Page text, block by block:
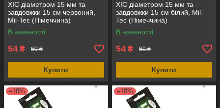
ХІС діаметром 15 мм та
завдовжки 15 см червоний,
Mil-Tec (Німеччина)
В наявності
54 ₴ 60 ₴
Купити
ХІС діаметром 15 мм та
завдовжки 15 см білий, Mil-
Tec (Німеччина)
В наявності
54 ₴ 60 ₴
Купити
–10% –10%